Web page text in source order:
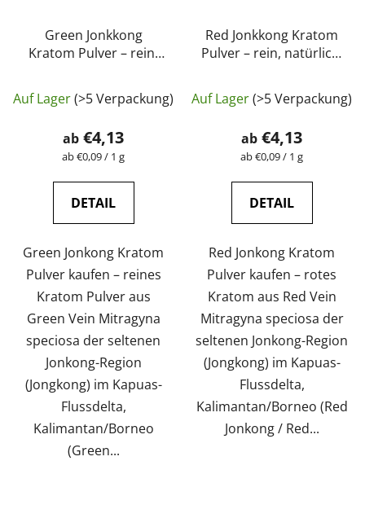
Green Jonkkong
Kratom Pulver – rein,
durchschnittliche
Produktbewertung
ist
von
Auf Lager(>5 Verpackung)
ab €4,13
Verkaufspreis:
ab €0,09 / 1 g
DETAIL
Green Jonkong Kratom
Pulver kaufen – reines
Kratom Pulver aus
Green Vein Mitragyna
speciosa der seltenen
Jonkong-Region
(Jongkong) im Kapuas-
Flussdelta,
Kalimantan/Borneo
(Green...
Red Jonkkong Kratom
Pulver – rein, natürlich,
Auf Lager(>5 Verpackung)
ab €4,13
Verkaufspreis:
ab €0,09 / 1 g
DETAIL
Red Jonkong Kratom
Pulver kaufen – rotes
Kratom aus Red Vein
Mitragyna speciosa der
seltenen Jonkong-Region
(Jongkong) im Kapuas-
Flussdelta,
Kalimantan/Borneo (Red
Jonkong / Red...